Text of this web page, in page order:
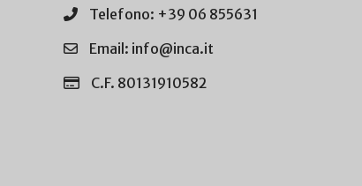
Telefono: +39 06 855631
Email: info@inca.it
C.F. 80131910582